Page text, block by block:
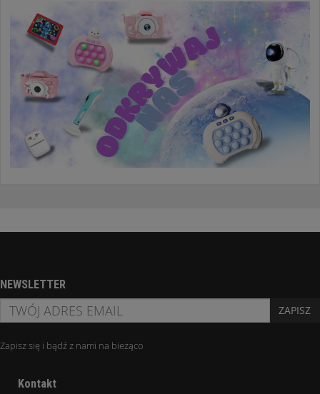
NEWSLETTER
ZAPISZ
Zapisz się i bądź z nami na bieżąco
Kontakt